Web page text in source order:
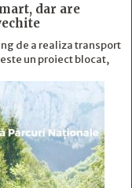
dar are
de a realiza transport
un proiect blocat,